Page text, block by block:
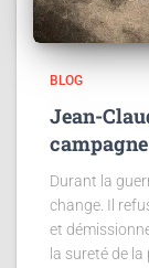
BLOG
Jean-
campagne
Durant la
change. Il
et
la sureté de